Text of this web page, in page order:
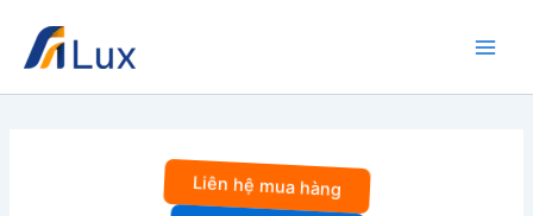
dung
Liên hệ mua hàng